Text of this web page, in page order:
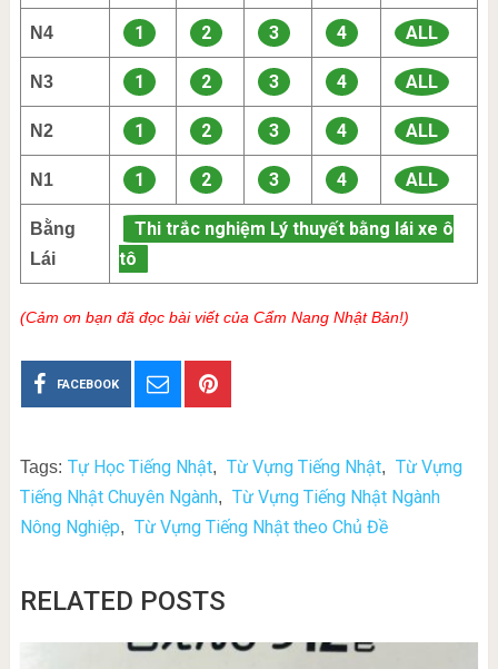
N4 1 2 3 4 ALL
N3 1 2 3 4 ALL
N2 1 2 3 4 ALL
N1 1 2 3 4 ALL
Bằng
Lái
Thi trắc nghiệm Lý thuyết bằng lái xe ô
tô
(Cảm ơn bạn đã đọc bài viết của Cẩm Nang Nhật Bản!)
FACEBOOK
Tags: Tự Học Tiếng Nhật, Từ Vựng Tiếng Nhật, Từ Vựng
Tiếng Nhật Chuyên Ngành, Từ Vựng Tiếng Nhật Ngành
Nông Nghiệp, Từ Vựng Tiếng Nhật theo Chủ Đề
RELATED POSTS